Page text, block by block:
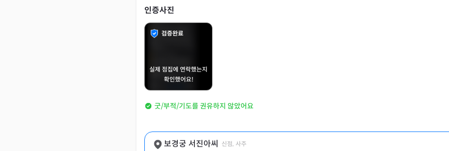
인증사진
검증완료
실제 점집에 연락했는지
확인했어요!
굿/부적/기도를 권유하지 않았어요
보경궁 서진아씨 신점, 사주